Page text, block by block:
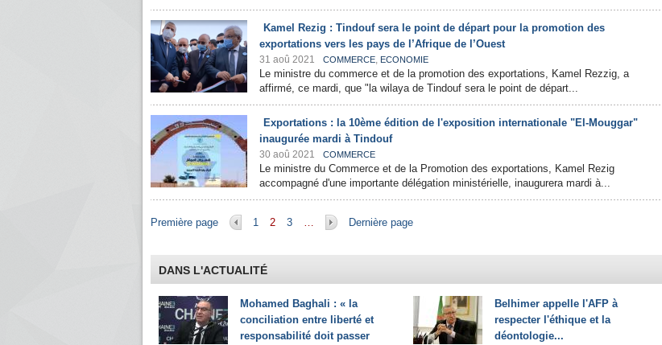
Kamel Rezig : Tindouf sera le point de départ pour la promotion des
exportations vers les pays de l’Afrique de l’Ouest
31 aoû 2021 COMMERCE, ECONOMIE
Le ministre du commerce et de la promotion des exportations, Kamel Rezzig, a
affirmé, ce mardi, que "la wilaya de Tindouf sera le point de départ...
Exportations : la 10ème édition de l'exposition internationale "El-Mouggar"
inaugurée mardi à Tindouf
30 aoû 2021 COMMERCE
Le ministre du Commerce et de la Promotion des exportations, Kamel Rezig
accompagné d'une importante délégation ministérielle, inaugurera mardi à...
Pages
Première page 1 2 3 … Dernière page
DANS L'ACTUALITÉ
Mohamed Baghali : « la
conciliation entre liberté et
responsabilité doit passer
Belhimer appelle l'AFP à
respecter l'éthique et la
déontologie...